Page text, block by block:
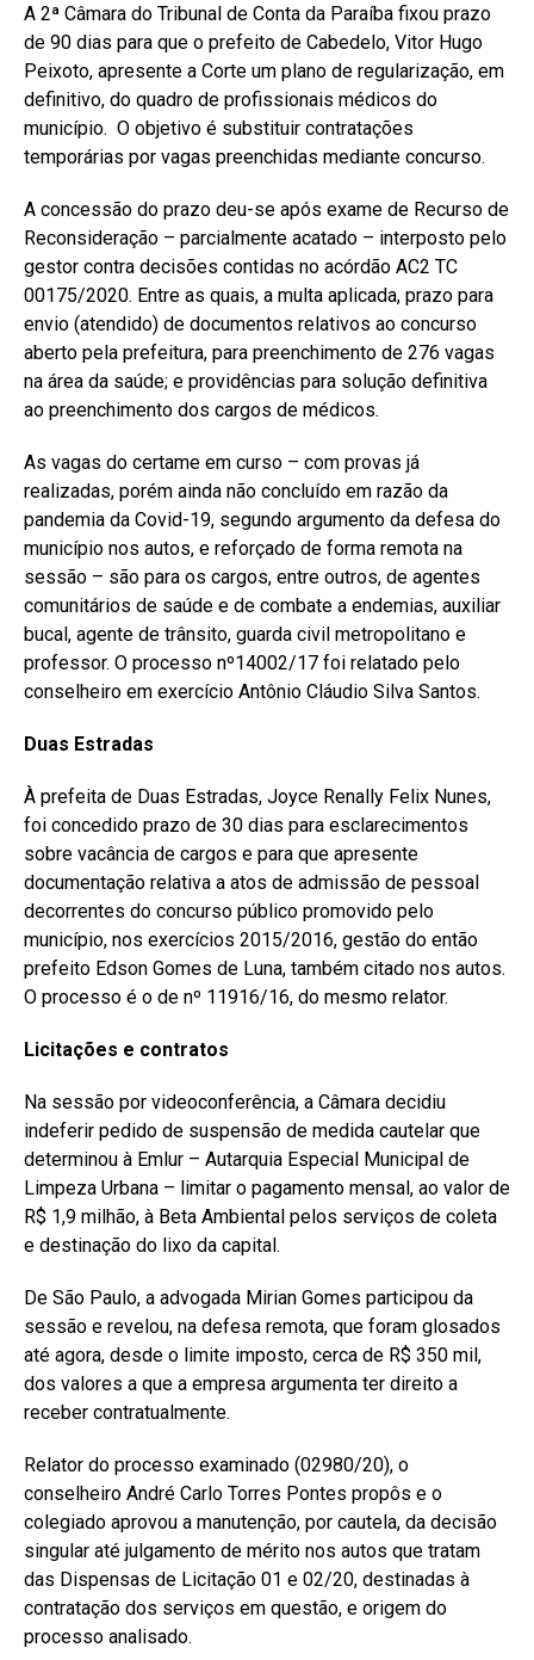
A 2ª Câmara do Tribunal de Conta da Paraíba fixou prazo
de 90 dias para que o prefeito de Cabedelo, Vitor Hugo
Peixoto, apresente a Corte um plano de regularização, em
definitivo, do quadro de profissionais médicos do
município. O objetivo é substituir contratações
temporárias por vagas preenchidas mediante concurso.
A concessão do prazo deu-se após exame de Recurso de
Reconsideração – parcialmente acatado – interposto pelo
gestor contra decisões contidas no acórdão AC2 TC
00175/2020. Entre as quais, a multa aplicada, prazo para
envio (atendido) de documentos relativos ao concurso
aberto pela prefeitura, para preenchimento de 276 vagas
na área da saúde; e providências para solução definitiva
ao preenchimento dos cargos de médicos.
As vagas do certame em curso – com provas já
realizadas, porém ainda não concluído em razão da
pandemia da Covid-19, segundo argumento da defesa do
município nos autos, e reforçado de forma remota na
sessão – são para os cargos, entre outros, de agentes
comunitários de saúde e de combate a endemias, auxiliar
bucal, agente de trânsito, guarda civil metropolitano e
professor. O processo nº14002/17 foi relatado pelo
conselheiro em exercício Antônio Cláudio Silva Santos.
Duas Estradas
À prefeita de Duas Estradas, Joyce Renally Felix Nunes,
foi concedido prazo de 30 dias para esclarecimentos
sobre vacância de cargos e para que apresente
documentação relativa a atos de admissão de pessoal
decorrentes do concurso público promovido pelo
município, nos exercícios 2015/2016, gestão do então
prefeito Edson Gomes de Luna, também citado nos autos.
O processo é o de nº 11916/16, do mesmo relator.
Licitações e contratos
Na sessão por videoconferência, a Câmara decidiu
indeferir pedido de suspensão de medida cautelar que
determinou à Emlur – Autarquia Especial Municipal de
Limpeza Urbana – limitar o pagamento mensal, ao valor de
R$ 1,9 milhão, à Beta Ambiental pelos serviços de coleta
e destinação do lixo da capital.
De São Paulo, a advogada Mirian Gomes participou da
sessão e revelou, na defesa remota, que foram glosados
até agora, desde o limite imposto, cerca de R$ 350 mil,
dos valores a que a empresa argumenta ter direito a
receber contratualmente.
Relator do processo examinado (02980/20), o
conselheiro André Carlo Torres Pontes propôs e o
colegiado aprovou a manutenção, por cautela, da decisão
singular até julgamento de mérito nos autos que tratam
das Dispensas de Licitação 01 e 02/20, destinadas à
contratação dos serviços em questão, e origem do
processo analisado.